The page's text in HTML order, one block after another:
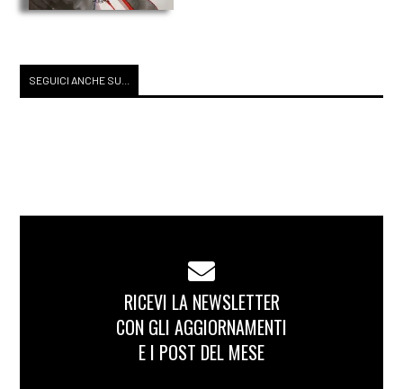
SEGUICI ANCHE SU...
RICEVI LA NEWSLETTER
CON GLI AGGIORNAMENTI
E I POST DEL MESE